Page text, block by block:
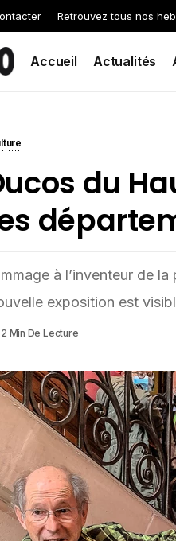
Retrouvez tous nos
Accueil Actualités
du
à l’inventeur de
exposition est
2 Min De Lecture